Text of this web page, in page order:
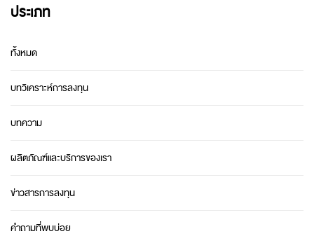
ประเภท
ทั้งหมด
บทวิเคราะห์การลงทุน
บทความ
ผลิตภัณฑ์และบริการของเรา
ข่าวสารการลงทุน
คำถามที่พบบ่อย